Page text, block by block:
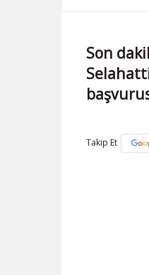
Son
Takip Et